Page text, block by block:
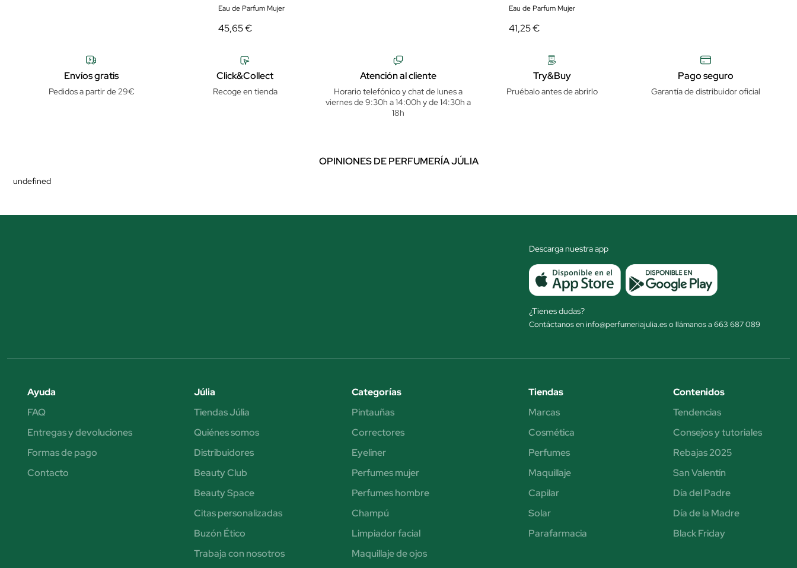
Eau de Parfum Mujer
45,65 €
Eau de Parfum Mujer
41,25 €
Envíos gratis
Pedidos a partir de 29€
Click&Collect
Recoge en tienda
Atención al cliente
Horario telefónico y chat de lunes a
viernes de 9:30h a 14:00h y de 14:30h a
18h
Try&Buy
Pruébalo antes de abrirlo
Pago seguro
Garantía de distribuidor oficial
OPINIONES DE PERFUMERÍA JÚLIA
undefined
Descarga nuestra app
¿Tienes dudas?
Contáctanos en info@perfumeriajulia.es o llámanos a 663 687 089
Ayuda
FAQ
Entregas y devoluciones
Formas de pago
Contacto
Júlia
Tiendas Júlia
Quiénes somos
Distribuidores
Beauty Club
Beauty Space
Citas personalizadas
Buzón Ético
Trabaja con nosotros
Categorías
Pintauñas
Correctores
Eyeliner
Perfumes mujer
Perfumes hombre
Champú
Limpiador facial
Maquillaje de ojos
Tiendas
Marcas
Cosmética
Perfumes
Maquillaje
Capilar
Solar
Parafarmacia
Contenidos
Tendencias
Consejos y tutoriales
Rebajas 2025
San Valentín
Día del Padre
Día de la Madre
Black Friday